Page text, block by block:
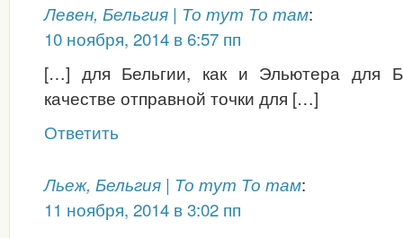
Левен, Бельгия | То тут То там:
10 ноября, 2014 в 6:57 пп
[…] для Бельгии, как и Эльютера для
качестве отправной точки для […]
Ответить
Льеж, Бельгия | То тут То там:
11 ноября, 2014 в 3:02 пп